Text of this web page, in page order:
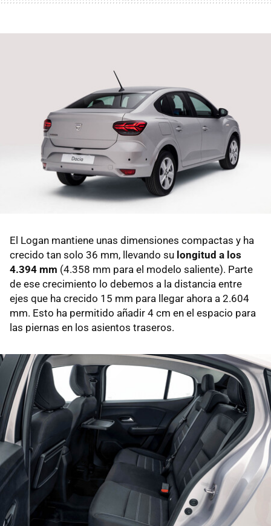
El Logan mantiene unas dimensiones compactas y ha
crecido tan solo 36 mm, llevando su longitud a los
4.394 mm (4.358 mm para el modelo saliente). Parte
de ese crecimiento lo debemos a la distancia entre
ejes que ha crecido 15 mm para llegar ahora a 2.604
mm. Esto ha permitido añadir 4 cm en el espacio para
las piernas en los asientos traseros.